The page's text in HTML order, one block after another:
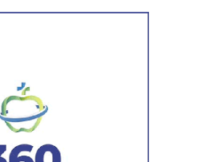
bajo la órbita del Ministerio